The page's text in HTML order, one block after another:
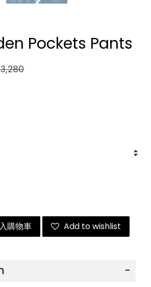
Pockets Pants
購物車 Add to wishlist